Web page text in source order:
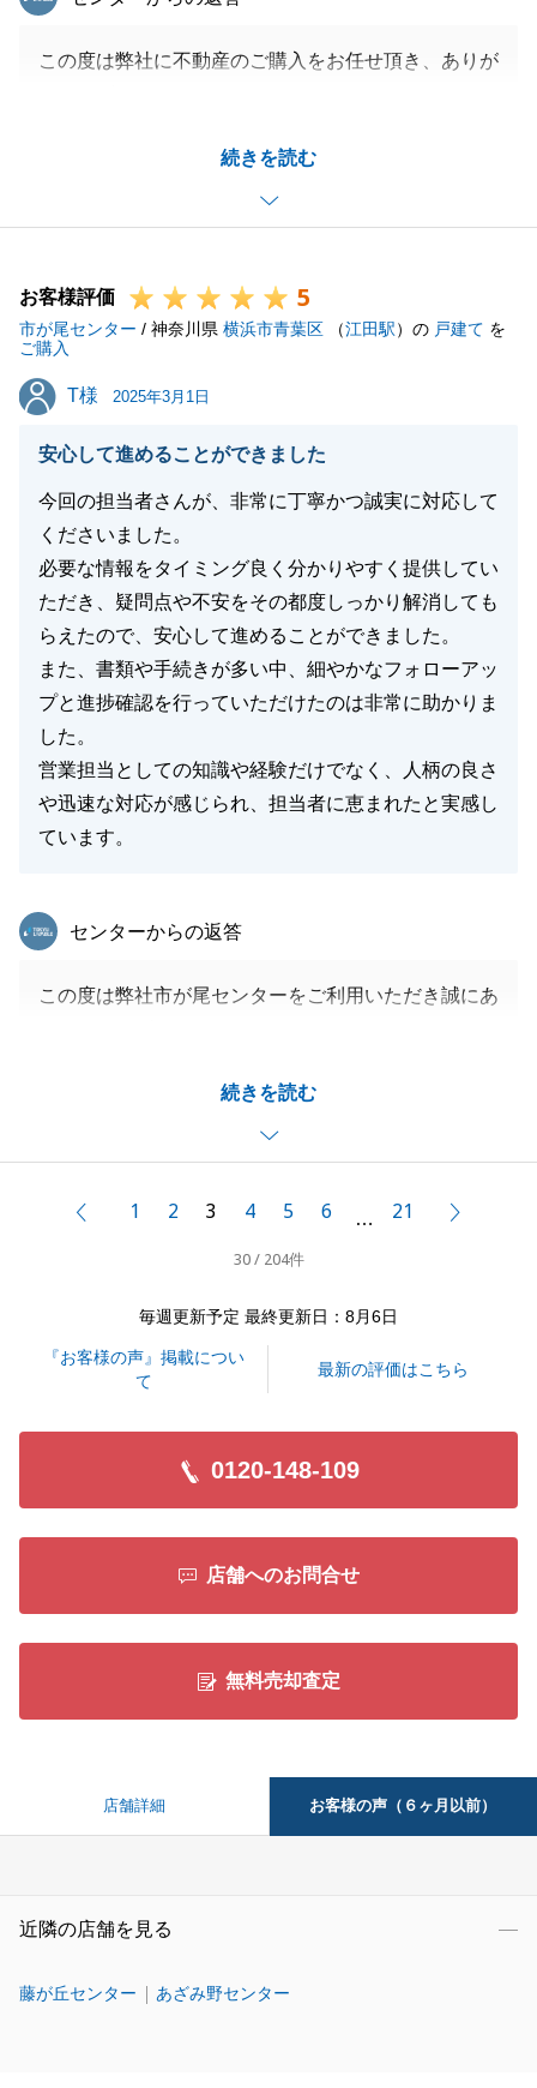
続きを読む
この度は弊社に不動産のご購入をお任せ頂き、ありが
今後も不動産に関するお困り事などございましたら、
お気軽にお申し付けください。
閉じる
お客様評価 5
市が尾センター / 神奈川県 横浜市青葉区 （江田駅）の 戸建て を
ご購入
T様
T様 2025年3月1日
安心して進めることができました
今回の担当者さんが、非常に丁寧かつ誠実に対応して
くださいました。
必要な情報をタイミング良く分かりやすく提供してい
ただき、疑問点や不安をその都度しっかり解消しても
らえたので、安心して進めることができました。
また、書類や手続きが多い中、細やかなフォローアッ
プと進捗確認を行っていただけたのは非常に助かりま
した。
営業担当としての知識や経験だけでなく、人柄の良さ
や迅速な対応が感じられ、担当者に恵まれたと実感し
ています。
続きを読む
東急リバブル
センターからの返答
この度は弊社市が尾センターをご利用いただき誠にあ
ご対応いただいたことでスムーズなお取引になり、私
も大変嬉しく思っております。
今回はご所有不動産のご売却もございますのでそちら
今後も不動産でお困りごとがございましたらお気軽に
前へ1 2 3 4 5 6 … 21
30 / 204件
毎週更新予定 最終更新日：8月6日
『お客様の声』掲載につい
て
最新の評価はこちら
0120-148-109
店舗へのお問合せ
無料売却査定
店舗詳細 お客様の声（６ヶ月以前）
近隣の店舗を見る
藤が丘センター あざみ野センター